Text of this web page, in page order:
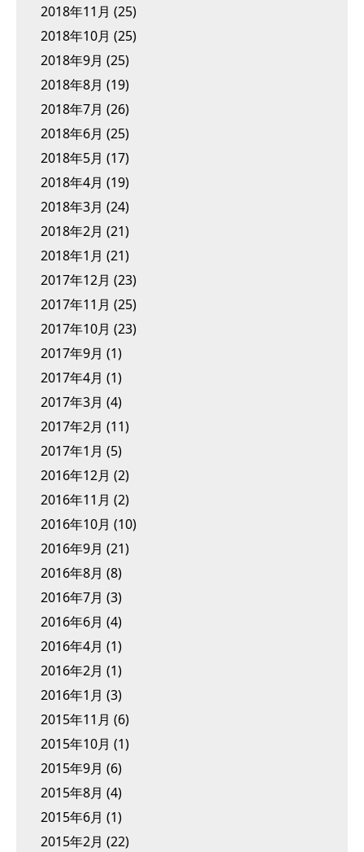
2018年11月 (25)
2018年10月 (25)
2018年9月 (25)
2018年8月 (19)
2018年7月 (26)
2018年6月 (25)
2018年5月 (17)
2018年4月 (19)
2018年3月 (24)
2018年2月 (21)
2018年1月 (21)
2017年12月 (23)
2017年11月 (25)
2017年10月 (23)
2017年9月 (1)
2017年4月 (1)
2017年3月 (4)
2017年2月 (11)
2017年1月 (5)
2016年12月 (2)
2016年11月 (2)
2016年10月 (10)
2016年9月 (21)
2016年8月 (8)
2016年7月 (3)
2016年6月 (4)
2016年4月 (1)
2016年2月 (1)
2016年1月 (3)
2015年11月 (6)
2015年10月 (1)
2015年9月 (6)
2015年8月 (4)
2015年6月 (1)
2015年2月 (22)